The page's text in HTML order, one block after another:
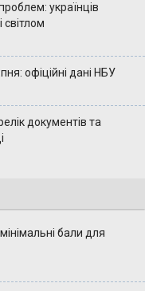
українців
офіційні дані НБУ
документів та
бали для